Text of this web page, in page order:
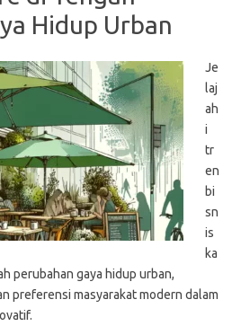
Hidup Urban
Je
laj
ah
i
tr
en
bi
sn
is
ka
perubahan gaya hidup urban,
preferensi masyarakat modern dalam